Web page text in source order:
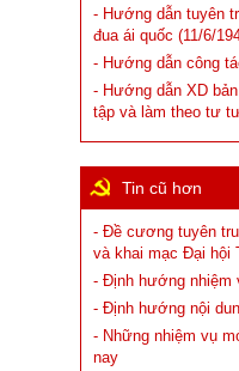
- Hướng dẫn tuyên
đua ái quốc (11/6/
- Hướng dẫn công
- Hướng dẫn XD
tập và làm theo tư
Tin cũ hơn
- Đề cương tuyên
và khai mạc Đại hội
- Định hướng nhiệm
- Định hướng nội
- Những nhiệm vụ
nay